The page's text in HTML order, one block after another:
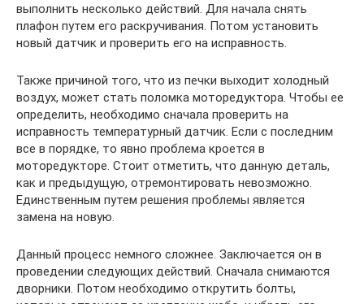
выполнить несколько действий. Для начала снять
плафон путем его раскручивания. Потом установить
новый датчик и проверить его на исправность.
Также причиной того, что из печки выходит холодный
воздух, может стать поломка моторедуктора. Чтобы ее
определить, необходимо сначала проверить на
исправность температурный датчик. Если с последним
все в порядке, то явно проблема кроется в
моторедукторе. Стоит отметить, что данную деталь,
как и предыдущую, отремонтировать невозможно.
Единственным путем решения проблемы является
замена на новую.
Данный процесс немного сложнее. Заключается он в
проведении следующих действий. Сначала снимаются
дворники. Потом необходимо открутить болты,